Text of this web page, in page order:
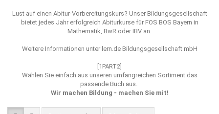
Lust auf einen Abitur-Vorbereitungskurs? Unser Bildungsgesellschaft
bietet jedes Jahr erfolgreich Abiturkurse für FOS BOS Bayern in
Mathematik, BwR oder IBV an.
Weitere Informationen unter lern.de Bildungsgesellschaft mbH
[1PART2]
Wählen Sie einfach aus unseren umfangreichen Sortiment das
passende Buch aus.
Wir machen Bildung - machen Sie mit!